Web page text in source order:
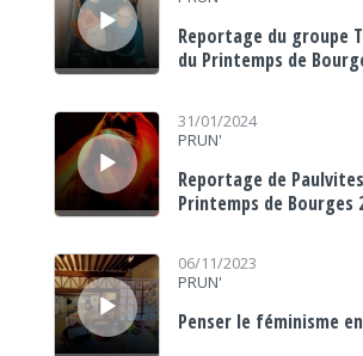
Reportage du groupe
du Printemps de
Lecteur audio
31/01/2024
PRUN'
Reportage de
Printemps de Bourges
Lecteur audio
06/11/2023
PRUN'
Penser le féminisme